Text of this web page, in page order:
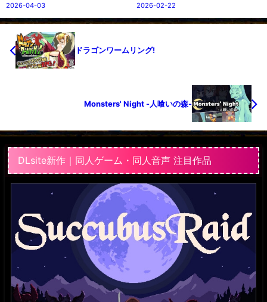
2026-04-03 2026-02-22
ドラゴンワームリング!
Monsters' Night -人喰いの森-
DLsite新作｜同人ゲーム・同人音声 注目作品